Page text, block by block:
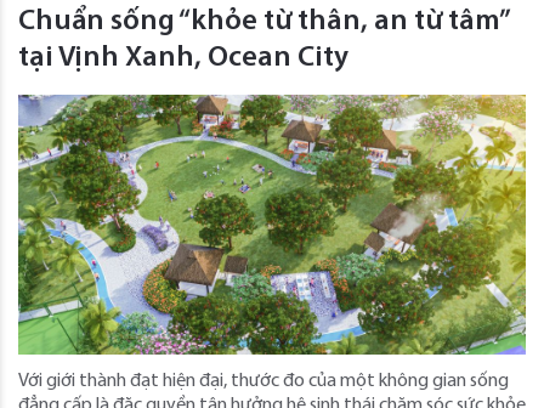
Chuẩn sống “khỏe từ thân, an từ tâm”
tại Vịnh Xanh, Ocean City
Với giới thành đạt hiện đại, thước đo của một không gian sống